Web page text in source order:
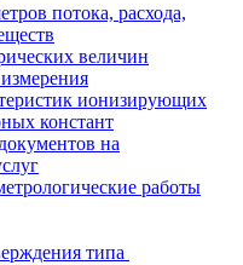
потока, расхода,
величин
ионизирующих
констант
на
работы
типа